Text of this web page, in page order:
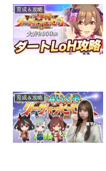
育成＆攻略
育成＆攻略